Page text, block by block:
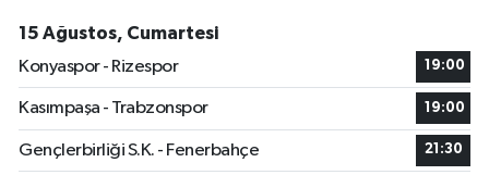
15 Ağustos, Cumartesi
Konyaspor - Rizespor
19:00
Kasımpaşa - Trabzonspor 19:00
Gençlerbirliği S.K. - Fenerbahçe 21:30